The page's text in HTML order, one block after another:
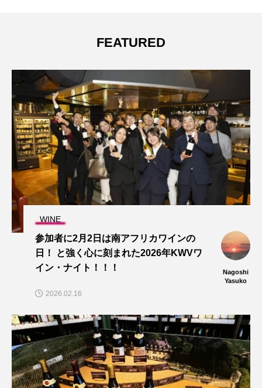
FEATURED
WINE
参加者に2月2日は南アフリカワインの
日！ と強く心に刻まれた2026年KWVワ
イン・ナイト！！！
Nagoshi
Yasuko
2026.02.16